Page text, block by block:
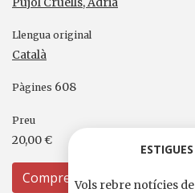
Llengua original
Català
Pàgines 608
Preu
20,00 €
CompreuVols rebre notícies